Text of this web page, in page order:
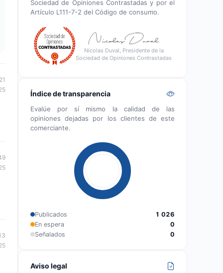
Sociedad de Opiniones Contrastadas y por el
Artículo L111-7-2 del Código de consumo.
Nicolas Duval, Presidente de la
Sociedad de Opiniones Contrastadas
Índice de transparencia
Evalúe por sí mismo la calidad de las
opiniones dejadas por los clientes de este
comerciante.
Publicados
1 026
En espera
0
Señalados
0
Aviso legal